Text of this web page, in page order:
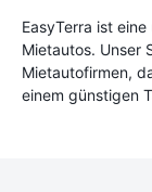
EasyTerra ist
Mietautos. Unser
Mietautofirmen,
einem günstigen